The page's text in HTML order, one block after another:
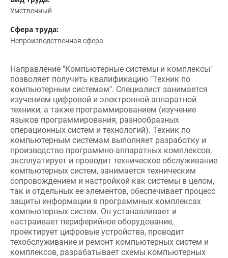
Умственный
Сфера труда:
Непроизводственная сфера
позволяет получить квалификацию "Техник по
компьютерным системам". Специалист занимается
изучением цифровой и электронной аппаратной
техники, а также программированием (изучение
языков программирования, разнообразных
операционных систем и технологий). Техник по
компьютерным системам выполняет разработку и
производство программно-аппаратных комплексов,
эксплуатирует и проводит техническое обслуживание
компьютерных систем, занимается техническим
сопровождением и настройкой как системы в целом,
так и отдельных ее элементов, обеспечивает процесс
защиты информации в программных комплексах
компьютерных систем. Он устанавливает и
настраивает периферийное оборудование,
проектирует цифровые устройства, проводит
техобслуживание и ремонт компьютерных систем и
комплексов, разрабатывает схемы компьютерных
систем.